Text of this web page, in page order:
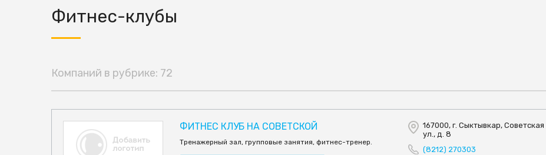
Фитнес-клубы
Компаний в рубрике: 72
ФИТНЕС КЛУБ НА СОВЕТСКОЙ
Тренажерный зал, групповые занятия, фитнес-тренер.
167000, г. Сыктывкар, Советская
ул., д. 8
(8212) 270303